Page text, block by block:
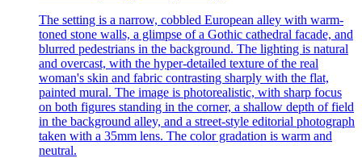
The setting is a narrow, cobbled European alley with warm-
toned stone walls, a glimpse of a Gothic cathedral facade, and
blurred pedestrians in the background. The lighting is natural
and overcast, with the hyper-detailed texture of the real
woman's skin and fabric contrasting sharply with the flat,
painted mural. The image is photorealistic, with sharp focus
on both figures standing in the corner, a shallow depth of field
in the background alley, and a street-style editorial photograph
taken with a 35mm lens. The color gradation is warm and
neutral.